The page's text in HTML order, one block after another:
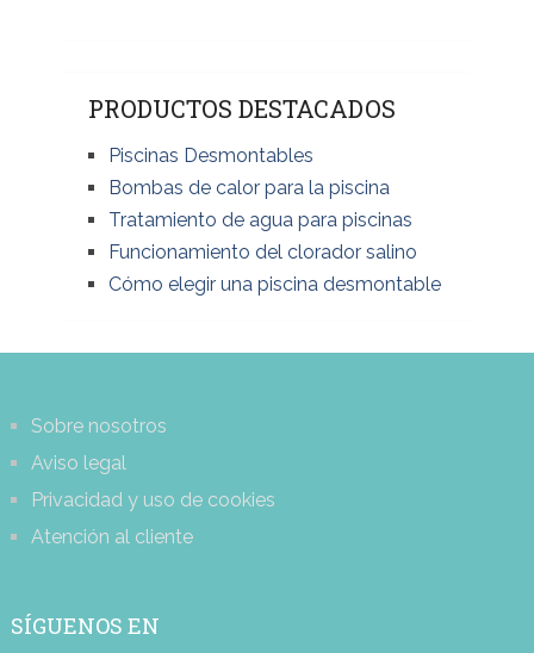
PRODUCTOS DESTACADOS
Piscinas Desmontables
Bombas de calor para la piscina
Tratamiento de agua para piscinas
Funcionamiento del clorador salino
Cómo elegir una piscina desmontable
Sobre nosotros
Aviso legal
Privacidad y uso de cookies
Atención al cliente
SÍGUENOS EN